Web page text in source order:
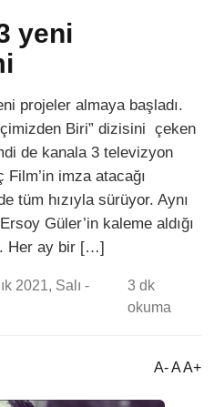
yeni
projeler almaya başladı.
Biri” dizisini çeken
de kanala 3 televizyon
imza atacağı
tüm hızıyla sürüyor. Aynı
Güler’in kaleme aldığı
Her ay bir […]
2021, Salı -
3 dk
okuma
A- A A+